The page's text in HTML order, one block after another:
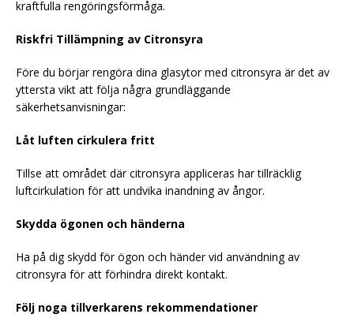
kraftfulla rengöringsförmåga.
Riskfri Tillämpning av Citronsyra
Före du börjar rengöra dina glasytor med citronsyra är det av
yttersta vikt att följa några grundläggande
säkerhetsanvisningar:
Låt luften cirkulera fritt
Tillse att området där citronsyra appliceras har tillräcklig
luftcirkulation för att undvika inandning av ångor.
Skydda ögonen och händerna
Ha på dig skydd för ögon och händer vid användning av
citronsyra för att förhindra direkt kontakt.
Följ noga tillverkarens rekommendationer